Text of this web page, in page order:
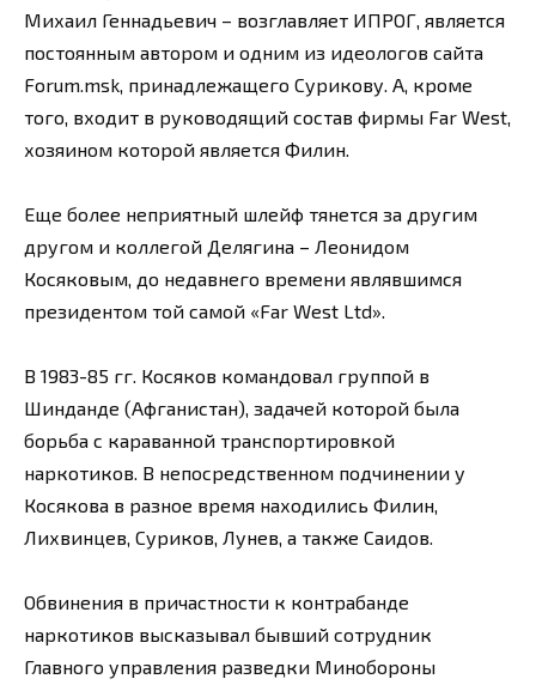
Михаил Геннадьевич – возглавляет ИПРОГ, является
постоянным автором и одним из идеологов сайта
Forum.msk, принадлежащего Сурикову. А, кроме
того, входит в руководящий состав фирмы Far West,
хозяином которой является Филин.
Еще более неприятный шлейф тянется за другим
другом и коллегой Делягина – Леонидом
Косяковым, до недавнего времени являвшимся
президентом той самой «Far West Ltd».
В 1983-85 гг. Косяков командовал группой в
Шинданде (Афганистан), задачей которой была
борьба с караванной транспортировкой
наркотиков. В непосредственном подчинении у
Косякова в разное время находились Филин,
Лихвинцев, Суриков, Лунев, а также Саидов.
Обвинения в причастности к контрабанде
наркотиков высказывал бывший сотрудник
Главного управления разведки Минобороны